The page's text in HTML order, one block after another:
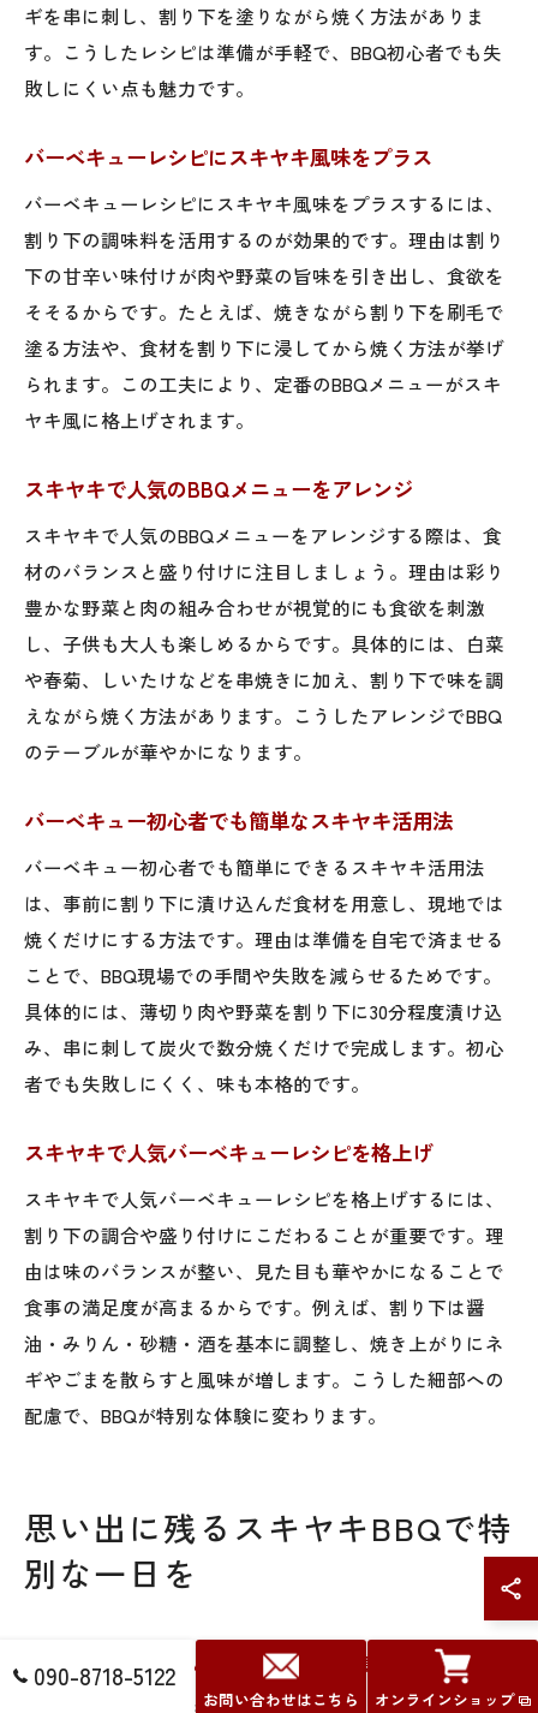
ギを串に刺し、割り下を塗りながら焼く方法がありま
す。こうしたレシピは準備が手軽で、BBQ初心者でも失
敗しにくい点も魅力です。
バーベキューレシピにスキヤキ風味をプラス
バーベキューレシピにスキヤキ風味をプラスするには、
割り下の調味料を活用するのが効果的です。理由は割り
下の甘辛い味付けが肉や野菜の旨味を引き出し、食欲を
そそるからです。たとえば、焼きながら割り下を刷毛で
塗る方法や、食材を割り下に浸してから焼く方法が挙げ
られます。この工夫により、定番のBBQメニューがスキ
ヤキ風に格上げされます。
スキヤキで人気のBBQメニューをアレンジ
スキヤキで人気のBBQメニューをアレンジする際は、食
材のバランスと盛り付けに注目しましょう。理由は彩り
豊かな野菜と肉の組み合わせが視覚的にも食欲を刺激
し、子供も大人も楽しめるからです。具体的には、白菜
や春菊、しいたけなどを串焼きに加え、割り下で味を調
えながら焼く方法があります。こうしたアレンジでBBQ
のテーブルが華やかになります。
バーベキュー初心者でも簡単なスキヤキ活用法
バーベキュー初心者でも簡単にできるスキヤキ活用法
は、事前に割り下に漬け込んだ食材を用意し、現地では
焼くだけにする方法です。理由は準備を自宅で済ませる
ことで、BBQ現場での手間や失敗を減らせるためです。
具体的には、薄切り肉や野菜を割り下に30分程度漬け込
み、串に刺して炭火で数分焼くだけで完成します。初心
者でも失敗しにくく、味も本格的です。
スキヤキで人気バーベキューレシピを格上げ
スキヤキで人気バーベキューレシピを格上げするには、
割り下の調合や盛り付けにこだわることが重要です。理
由は味のバランスが整い、見た目も華やかになることで
食事の満足度が高まるからです。例えば、割り下は醤
油・みりん・砂糖・酒を基本に調整し、焼き上がりにネ
ギやごまを散らすと風味が増します。こうした細部への
配慮で、BBQが特別な体験に変わります。
思い出に残るスキヤキBBQで特
別な一日を
スキヤキBBQで思い出に残る一日を演出
090-8718-5122
お問い合わせはこちら オンラインショップ